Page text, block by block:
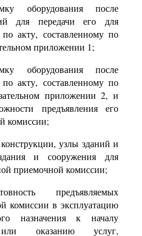
оборудования после
для передачи его для
акту, составленному по
приложении 1;
оборудования после
акту, составленному по
приложении 2, и
предъявления его
комиссии;
узлы зданий и
и сооружения для
приемочной комиссии;
предъявляемых
комиссии в эксплуатацию
назначения к началу
оказанию услуг,